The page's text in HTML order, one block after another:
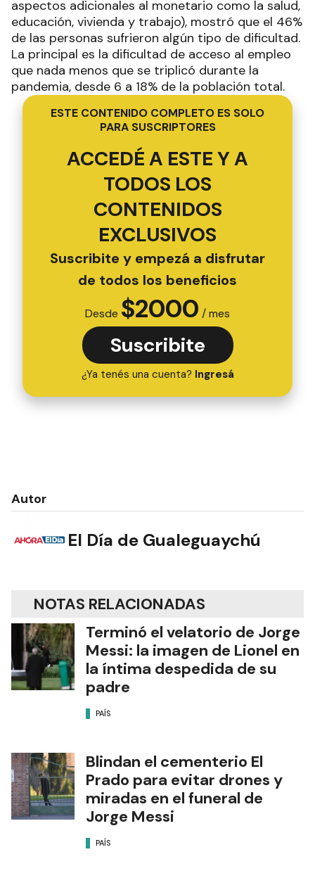
aspectos adicionales al monetario como la salud,
educación, vivienda y trabajo), mostró que el 46%
de las personas sufrieron algún tipo de dificultad.
La principal es la dificultad de acceso al empleo
que nada menos que se triplicó durante la
pandemia, desde 6 a 18% de la población total.
ESTE CONTENIDO COMPLETO ES SOLO
PARA SUSCRIPTORES
ACCEDÉ A ESTE Y A
TODOS LOS
CONTENIDOS
EXCLUSIVOS
Suscribite y empezá a disfrutar
de todos los beneficios
Desde $2000 / mes
Suscribite
¿Ya tenés una cuenta? Ingresá
Autor
El Día de Gualeguaychú
NOTAS RELACIONADAS
Terminó el velatorio de Jorge
Messi: la imagen de Lionel en
la íntima despedida de su
padre
PAÍS
Blindan el cementerio El
Prado para evitar drones y
miradas en el funeral de
Jorge Messi
PAÍS